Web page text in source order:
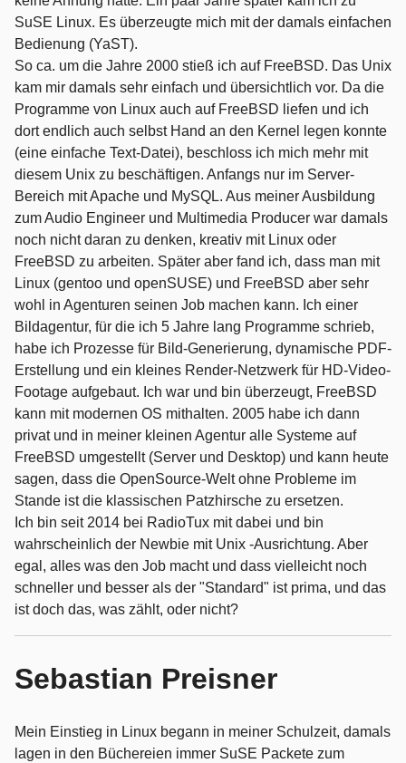
SuSE Linux. Es überzeugte mich mit der damals einfachen
Bedienung (YaST).
So ca. um die Jahre 2000 stieß ich auf FreeBSD. Das Unix
kam mir damals sehr einfach und übersichtlich vor. Da die
Programme von Linux auch auf FreeBSD liefen und ich
dort endlich auch selbst Hand an den Kernel legen konnte
(eine einfache Text-Datei), beschloss ich mich mehr mit
diesem Unix zu beschäftigen. Anfangs nur im Server-
Bereich mit Apache und MySQL. Aus meiner Ausbildung
zum Audio Engineer und Multimedia Producer war damals
noch nicht daran zu denken, kreativ mit Linux oder
FreeBSD zu arbeiten. Später aber fand ich, dass man mit
Linux (gentoo und openSUSE) und FreeBSD aber sehr
wohl in Agenturen seinen Job machen kann. Ich einer
Bildagentur, für die ich 5 Jahre lang Programme schrieb,
habe ich Prozesse für Bild-Generierung, dynamische PDF-
Erstellung und ein kleines Render-Netzwerk für HD-Video-
Footage aufgebaut. Ich war und bin überzeugt, FreeBSD
kann mit modernen OS mithalten. 2005 habe ich dann
privat und in meiner kleinen Agentur alle Systeme auf
FreeBSD umgestellt (Server und Desktop) und kann heute
sagen, dass die OpenSource-Welt ohne Probleme im
Stande ist die klassischen Patzhirsche zu ersetzen.
Ich bin seit 2014 bei RadioTux mit dabei und bin
wahrscheinlich der Newbie mit Unix -Ausrichtung. Aber
egal, alles was den Job macht und dass vielleicht noch
schneller und besser als der "Standard" ist prima, und das
ist doch das, was zählt, oder nicht?
Sebastian Preisner
Mein Einstieg in Linux begann in meiner Schulzeit, damals
lagen in den Büchereien immer SuSE Packete zum